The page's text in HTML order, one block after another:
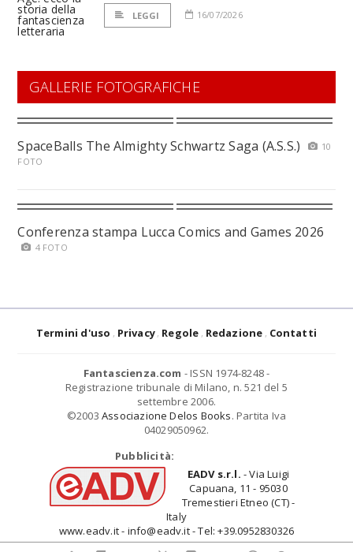
LEGGI 16/07/2026
GALLERIE FOTOGRAFICHE
SpaceBalls The Almighty Schwartz Saga (A.S.S.)
10
FOTO
Conferenza stampa Lucca Comics and Games 2026
4 FOTO
Termini d'uso Privacy Regole Redazione Contatti
Fantascienza.com - ISSN 1974-8248 -
Registrazione tribunale di Milano, n. 521 del 5
settembre 2006.
©2003 Associazione Delos Books. Partita Iva
04029050962.
Pubblicità:
EADV s.r.l. - Via Luigi
Capuana, 11 - 95030
Tremestieri Etneo (CT) -
Italy
www.eadv.it - info@eadv.it - Tel: +39.0952830326